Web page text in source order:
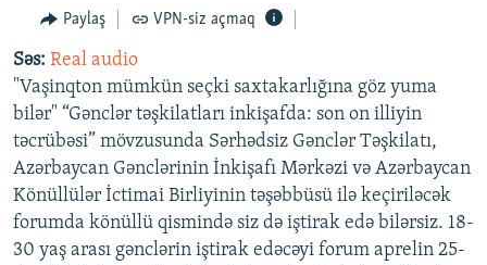
QANUNI DOĞRU
ARAŞDIRMA
MULTIMEDIA
VIDEO
FOTOQALEREYA
İNFOQRAFIKA
KARIKATURA
RADIO ARXIV
OXU ZALI
AZƏRBAYCAN ƏDƏBIYYATI KITABXANASI
İSLAM VƏ DEMOKRATIYA
HAQQIMIZDA
MISSIYAMIZ
PEŞƏ ETIKASI VƏ JURNALISTIKA STANDARTLARIMIZ
BIZI IZLƏ
Paylaş VPN-siz açmaq
Səs: Real audio
"Vaşinqton mümkün seçki saxtakarlığına göz yuma
bilər" “Gənclər təşkilatları inkişafda: son on illiyin
təcrübəsi” mövzusunda Sərhədsiz Gənclər Təşkilatı,
Azərbaycan Gənclərinin İnkişafı Mərkəzi və Azərbaycan
Könüllülər İctimai Birliyinin təşəbbüsü ilə keçiriləcək
forumda könüllü qismində siz də iştirak edə bilərsiz. 18-
30 yaş arası gənclərin iştirak edəcəyi forum aprelin 25-